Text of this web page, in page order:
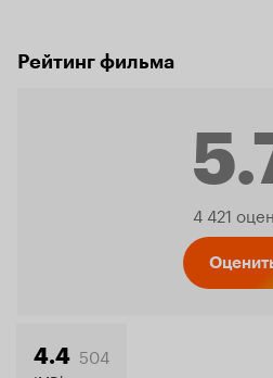
Рейтинг фильма
4 421
4.4 504